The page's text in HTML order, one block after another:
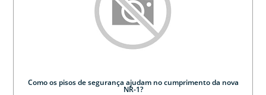
Como os pisos de segurança ajudam no cumprimento da nova
NR-1?